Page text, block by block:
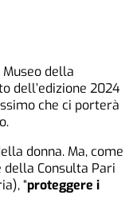
Museo della
dell’edizione 2024
che ci porterà
donna. Ma, come
Consulta Pari
“proteggere i